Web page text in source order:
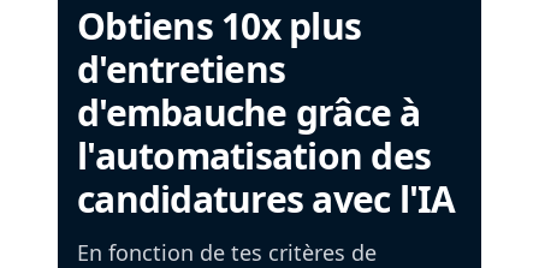
Obtiens 10x plus
d'entretiens
d'embauche grâce à
l'automatisation des
candidatures avec l'IA
En fonction de tes critères de